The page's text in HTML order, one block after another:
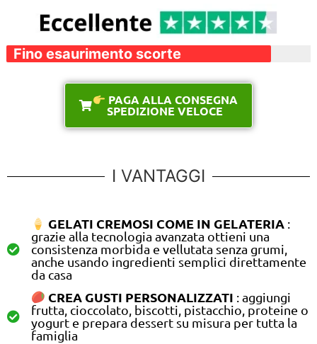
Fino esaurimento scorte
PAGA ALLA CONSEGNA
SPEDIZIONE VELOCE
I VANTAGGI
GELATI CREMOSI COME IN GELATERIA :
grazie alla tecnologia avanzata ottieni una
consistenza morbida e vellutata senza grumi,
anche usando ingredienti semplici direttamente
da casa
CREA GUSTI PERSONALIZZATI : aggiungi
frutta, cioccolato, biscotti, pistacchio, proteine o
yogurt e prepara dessert su misura per tutta la
famiglia